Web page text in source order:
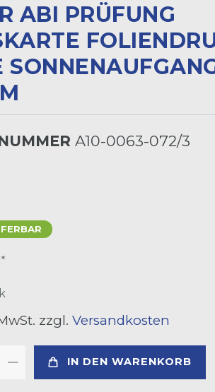
ABI PRÜFUNG
A10-0063-072/3
*
zzgl. Versandkosten
IN DEN WARENKORB